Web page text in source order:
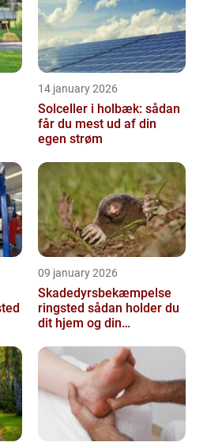
14 january 2026
Solceller i holbæk: sådan
får du mest ud af din
egen strøm
09 january 2026
Skadedyrsbekæmpelse
ringsted sådan holder du
dit hjem og din
gæster